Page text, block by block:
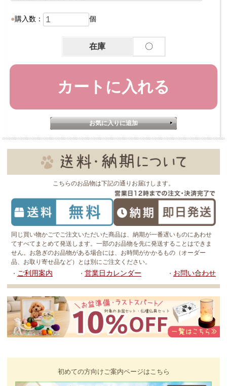
購入数： 個
在庫 〇
こちらのお品物は下記の通りお届けします。
同じ買い物かごでご注文いただいた商品は、納期が一番遅いものにあわせ
てすべてまとめて発送します。一部のお品物を先に発送することはできま
せん。お急ぎのお品物がある場合には、お時間がかかるもの（オーダー
品、お取り寄せ品など）とは別にご注文ください。
・ ご利用案内 ・ 営業日カレンダー ・ お問い合わせ
初めての方向けご案内ページはこちら